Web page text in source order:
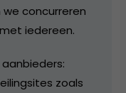
concurreren
iedereen.
zoals